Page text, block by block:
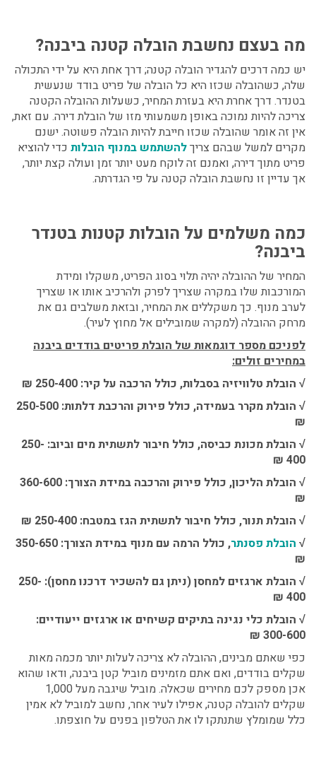
מה בעצם נחשבת הובלה קטנה ביבנה?
יש כמה דרכים להגדיר הובלה קטנה; דרך אחת היא על ידי התכולה
שלה, כשהובלה שכזו היא כל הובלה של פריט בודד שנעשית
בטנדר. דרך אחרת היא בעזרת המחיר, כשעלות ההובלה הקטנה
צריכה להיות נמוכה באופן משמעותי מזו של הובלת דירה. עם זאת,
אין זה אומר שהובלה שכזו חייבת להיות הובלה פשוטה. ישנם
מקרים למשל שבהם צריךלהשתמש במנוף הובלות כדי להוציא
פריט מתוך דירה, ואמנם זה לוקח מעט יותר זמן ועולה קצת יותר,
אך עדיין זו נחשבת הובלה קטנה על פי הגדרתה.
כמה משלמים על הובלות קטנות בטנדר
ביבנה?
המחיר של ההובלה יהיה תלוי בסוג הפריט, משקלו ומידת
המורכבות שלו במקרה שצריך לפרק ולהרכיב אותו או שצריך
לערב מנוף. כך משקללים את המחיר, ובזאת משלבים גם את
מרחק ההובלה (למקרה שמובילים אל מחוץ לעיר).
לפניכם מספר דוגמאות של הובלת פריטים בודדים ביבנה
במחירים זולים:
√ הובלת טלוויזיה בסבלות, כולל הרכבה על קיר: 250-400 ₪
√
הובלת מקרר בעמידה, כולל פירוק והרכבת דלתות: 250-500
₪
√
הובלת מכונת כביסה, כולל חיבור לתשתית מים וביוב: 250-
400 ₪
√
הובלת הליכון, כולל פירוק והרכבה במידת הצורך: 360-600
₪
√ הובלת תנור, כולל חיבור לתשתית הגז במטבח: 250-400 ₪
√ הובלת פסנתר
, כולל הרמה עם מנוף במידת הצורך: 350-650
₪
√
הובלת ארגזים למחסן (ניתן גם להשכיר דרכנו מחסן): 250-
400 ₪
√ הובלת כלי נגינה בתיקים קשיחים או ארגזים ייעודיים:
300-600 ₪
כפי שאתם מבינים, ההובלה לא צריכה לעלות יותר מכמה מאות
שקלים בודדים, ואם אתם מזמינים מוביל קטן ביבנה, ודאו שהוא
אכן מספק לכם מחירים שכאלה. מוביל שיגבה מעל 1,000
שקלים להובלה קטנה, אפילו לעיר אחר, נחשב למוביל לא אמין
כלל שמומלץ שתנתקו לו את הטלפון בפנים על חוצפתו.